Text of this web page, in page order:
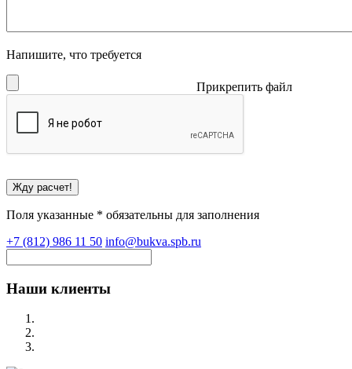
Напишите, что требуется
Прикрепить файл
Поля указанные * обязательны для заполнения
+7 (812) 986 11 50 info@bukva.spb.ru
Наши клиенты